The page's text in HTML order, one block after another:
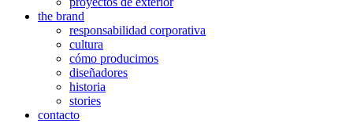
the brand
responsabilidad corporativa
cultura
cómo producimos
diseñadores
historia
stories
contacto